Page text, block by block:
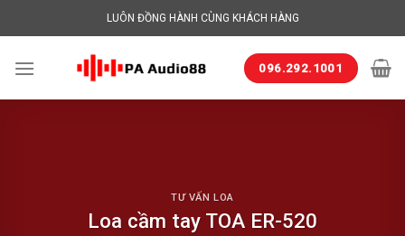
to
LUÔN ĐỒNG HÀNH CÙNG KHÁCH HÀNG
096.292.1001
TƯ VẤN LOA
Loa cầm tay TOA ER-520